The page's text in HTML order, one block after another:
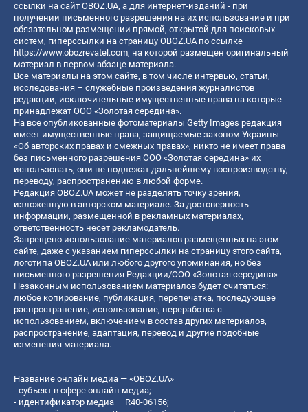
ссылки на сайт OBOZ.UA, а для интернет-изданий - при
получении письменного разрешения на их использование и при
обязательном размещении прямой, открытой для поисковых
систем, гиперссылки на страницу OBOZ.UA по ссылке
https://www.obozrevatel.com, на которой размещен оригинальный
материал в первом абзаце материала.
Все материалы на этом сайте, в том числе интервью, статьи,
исследования – служебные произведения журналистов
редакции, исключительные имущественные права на которые
принадлежат ООО «Золотая середина».
На все опубликованные фотоматериалы Getty Images редакция
имеет имущественные права, защищаемые законом Украины
«Об авторских правах и смежных правах», никто не имеет права
без письменного разрешения ООО «Золотая середина» их
использовать, они не подлежат дальнейшему воспроизводству,
переводу, распространению в любой форме.
Редакция OBOZ.UA может не разделять точку зрения,
изложенную в авторском материале. За достоверность
информации, размещенной в рекламных материалах,
ответственность несет рекламодатель.
Запрещено использование материалов размещенных на этом
сайте, даже с указанием гиперссылки на страницу этого сайта,
логотипа OBOZ.UA или любого другого упоминания, но без
письменного разрешения Редакции/ООО «Золотая середина»
Незаконным использованием материалов будет считаться:
любое копирование, публикация, перепечатка, последующее
распространение, использование, переработка с
использованием, включением в состав других материалов,
распространение, адаптация, перевод и другие подобные
изменения материала.
Название онлайн медиа — «OBOZ.UA»
- субъект в сфере онлайн медиа;
- идентификатор медиа — R40-06156;